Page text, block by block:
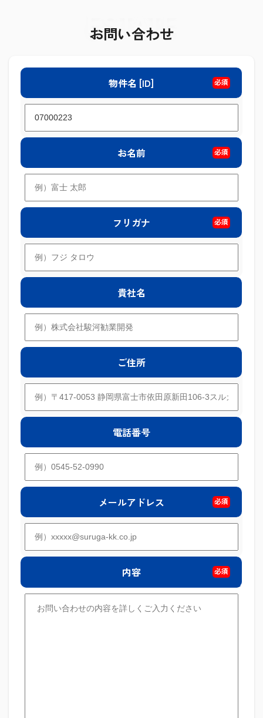
ESTATE
お問い合わせ
物件名 [ID] 必須
お名前 必須
フリガナ 必須
貴社名
ご住所
電話番号
メールアドレス 必須
内容 必須